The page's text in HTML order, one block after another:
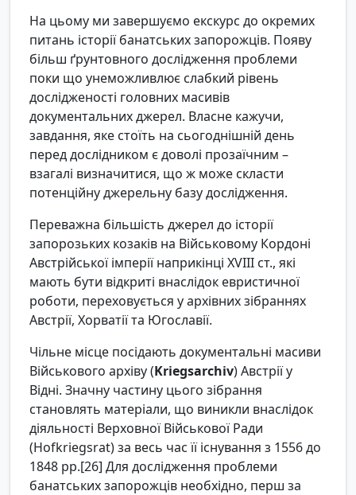
На цьому ми завершуємо екскурс до окремих
питань історії банатських запорожців. Появу
більш ґрунтовного дослідження проблеми
поки що унеможливлює слабкий рівень
дослідженості головних масивів
документальних джерел. Власне кажучи,
завдання, яке стоїть на сьогоднішній день
перед дослідником є доволі прозаїчним –
взагалі визначитися, що ж може скласти
потенційну джерельну базу дослідження.
Переважна більшість джерел до історії
запорозьких козаків на Військовому Кордоні
Австрійської імперії наприкінці XVIII ст., які
мають бути відкриті внаслідок евристичної
роботи, переховується у архівних зібраннях
Австрії, Хорватії та Югославії.
Чільне місце посідають документальні масиви
Військового архіву (Kriegsarchiv) Австрії у
Відні. Значну частину цього зібрання
становлять матеріали, що виникли внаслідок
діяльності Верховної Військової Ради
(Hofkriegsrat) за весь час її існування з 1556 до
1848 рр.[26] Для дослідження проблеми
банатських запорожців необхідно, перш за